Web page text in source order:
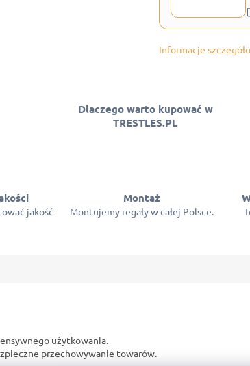
Informacje
Dlaczego warto kupować w
TRESTLES.PL
jakość
Montaż
Montujemy regały w całej Polsce.
użytkowania.
przechowywanie towarów.